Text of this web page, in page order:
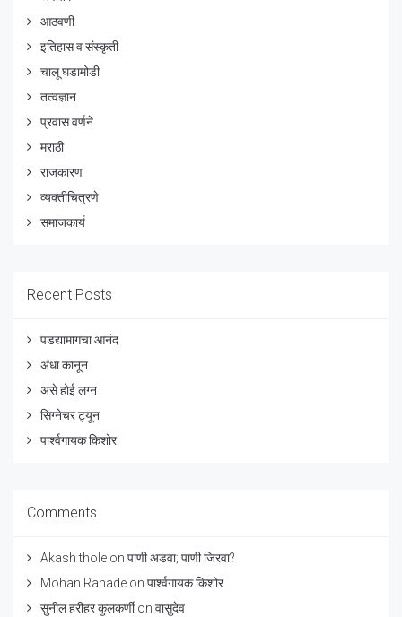
आठवणी
इतिहास व संस्कृती
चालू घडामोडी
तत्वज्ञान
प्रवास वर्णने
मराठी
राजकारण
व्यक्तीचित्रणे
समाजकार्य
Recent Posts
पडद्यामागचा आनंद
अंधा कानून
असे होई लग्न
सिग्नेचर ट्यून
पार्श्वगायक किशोर
Comments
Akash thole on पाणी अडवा; पाणी जिरवा?
Mohan Ranade on पार्श्वगायक किशोर
सुनील हरीहर कुलकर्णीon वासुदेव